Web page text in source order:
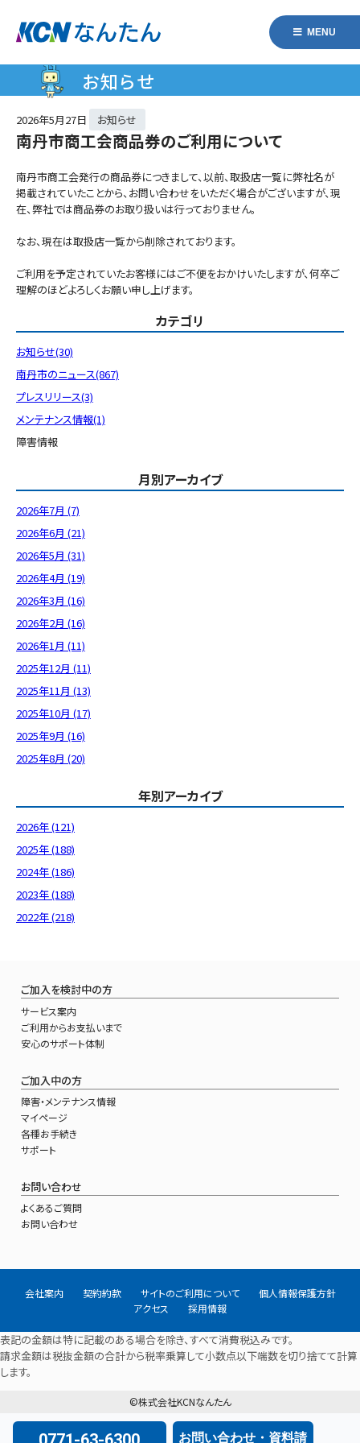
MENU
お知らせ
2026年5月27日 お知らせ
南丹市商工会商品券のご利用について
南丹市商工会発行の商品券につきまして、以前、取扱店一覧に弊社名が
掲載されていたことから、お問い合わせをいただく場合がございますが、現
在、弊社では商品券のお取り扱いは行っておりません。
なお、現在は取扱店一覧から削除されております。
ご利用を予定されていたお客様にはご不便をおかけいたしますが、何卒ご
理解のほどよろしくお願い申し上げます。
カテゴリ
お知らせ(30)
南丹市のニュース(867)
プレスリリース(3)
メンテナンス情報(1)
障害情報
月別アーカイブ
2026年7月 (7)
2026年6月 (21)
2026年5月 (31)
2026年4月 (19)
2026年3月 (16)
2026年2月 (16)
2026年1月 (11)
2025年12月 (11)
2025年11月 (13)
2025年10月 (17)
2025年9月 (16)
2025年8月 (20)
年別アーカイブ
2026年 (121)
2025年 (188)
2024年 (186)
2023年 (188)
2022年 (218)
ご加入を検討中の方
サービス案内
ご利用からお支払いまで
安心のサポート体制
ご加入中の方
障害・メンテナンス情報
マイページ
各種お手続き
サポート
お問い合わせ
よくあるご質問
お問い合わせ
会社案内 契約約款 サイトのご利用について
個人情報保護方針
アクセス
採用情報
記の金額は特に記載のある場合を除き、すべて消費税込みです。
請求金額は税抜金額の合計から税率乗算して小数点以下端数を切り捨てて計算
します。
©株式会社KCNなんたん
お問い合わせ・資料請